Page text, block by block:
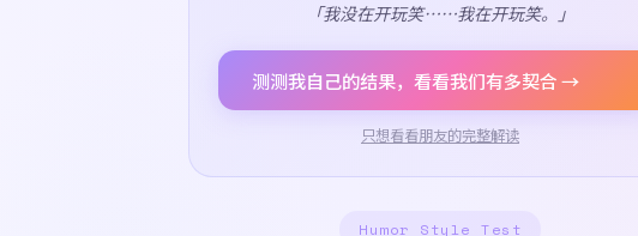
「我没在开玩笑……我在开玩笑。」
测测我自己的结果，看看我们有多契合 →
只想看看朋友的完整解读
Humor Style Test